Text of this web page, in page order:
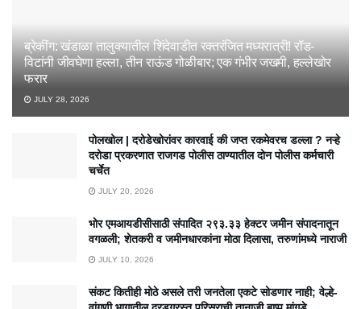
ब्रेकींग: खंडाळा तालुक्यातील शिंदेवाडीत रक्तरंजित मध्यरात्री! रॉड-
विटांनी जीवघेणा हल्ला, तीन राऊंड गोळीबार; एक गंभीर जखमी, हल्लेखोर
फरार
JULY 28, 2026
पोलखोल | दरोडेखोरांवर कारवाई की जप्त रकमेवरच डल्ला ? नऱ्हे
दरोडा प्रकरणात राजगड पोलीस ठाण्यातील दोन पोलीस कर्मचारी
चर्चेत
JULY 20, 2026
भोर एमआयडीसीसाठी संपादित २९३.३३ हेक्टर जमीन संपादनातून
वगळली; शेतकरी व जमीनधारकांना मोठा दिलासा, तरुणांमध्ये नाराजी
JULY 10, 2026
संकट कितीही मोठे असले तरी जनतेला एकटे सोडणार नाही; वेल्हे-